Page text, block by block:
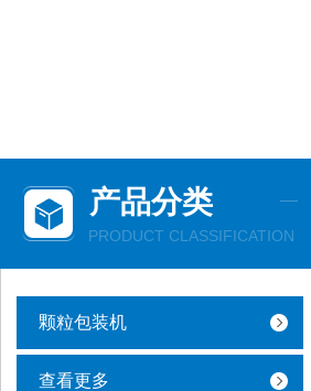
产品分类
PRODUCT CLASSIFICATION
颗粒包装机
查看更多